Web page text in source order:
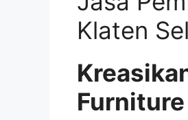
Klaten